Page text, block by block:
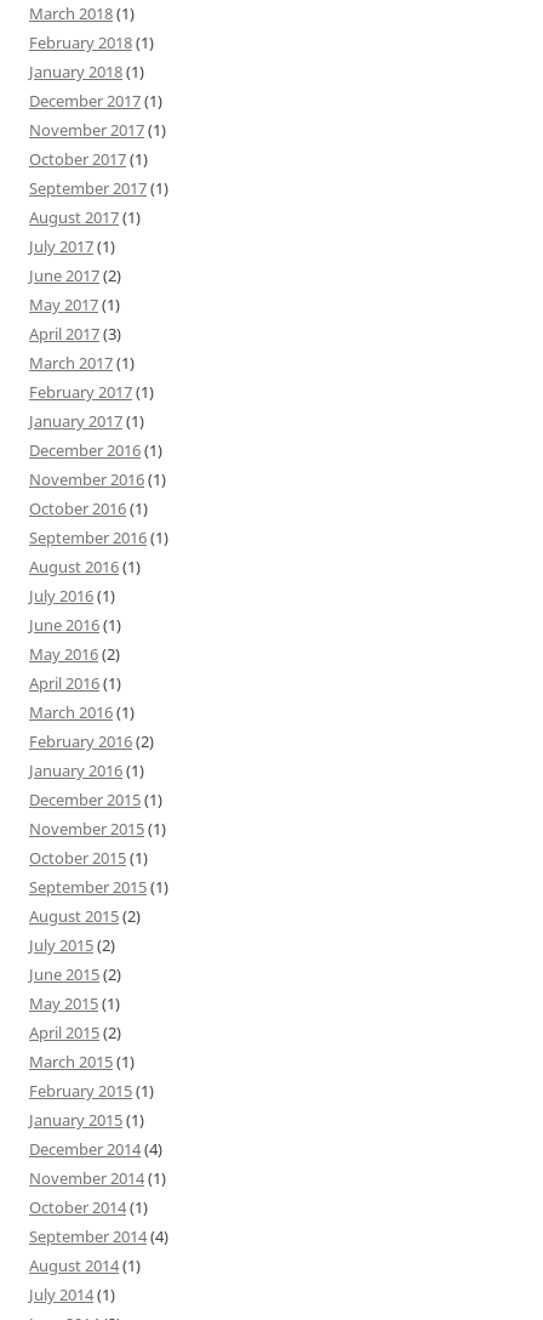
March 2018(1)
February 2018(1)
January 2018(1)
December 2017(1)
November 2017(1)
October 2017(1)
September 2017(1)
August 2017(1)
July 2017(1)
June 2017(2)
May 2017(1)
April 2017(3)
March 2017(1)
February 2017(1)
January 2017(1)
December 2016(1)
November 2016(1)
October 2016(1)
September 2016(1)
August 2016(1)
July 2016(1)
June 2016(1)
May 2016(2)
April 2016(1)
March 2016(1)
February 2016(2)
January 2016(1)
December 2015(1)
November 2015(1)
October 2015(1)
September 2015(1)
August 2015(2)
July 2015(2)
June 2015(2)
May 2015(1)
April 2015(2)
March 2015(1)
February 2015(1)
January 2015(1)
December 2014(4)
November 2014(1)
October 2014(1)
September 2014(4)
August 2014(1)
July 2014(1)